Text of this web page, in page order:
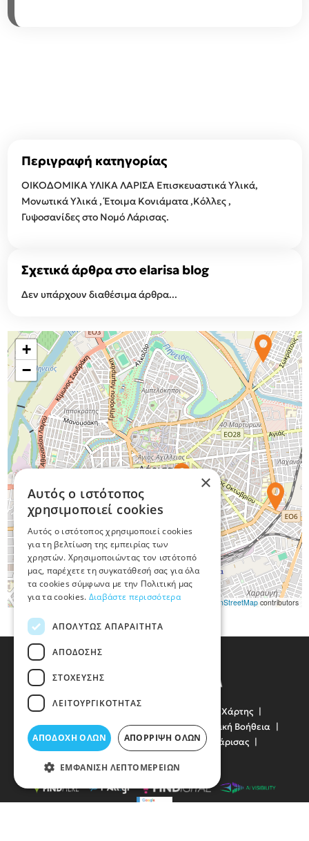
Περιγραφή κατηγορίας
ΟΙΚΟΔΟΜΙΚΑ ΥΛΙΚΑ ΛΑΡΙΣΑ Επισκευαστικά Υλικά,
Μονωτικά Υλικά , Έτοιμα Κονιάματα ,Κόλλες ,
Γυψοσανίδες στο Νομό Λάρισας.
Σχετικά άρθρα στο elarisa blog
Δεν υπάρχουν διαθέσιμα άρθρα...
+
−
Leaflet OpenStreetMapcontributors
Όροι Χρήσης
Χάρτης
Χρήσιμα Τηλέφωνα
Πρώτες Ανάγκες
Οδική Βοήθεια
Συγκοινωνίες
Νοσοκομεία
Δήμος Λάρισας
×
Αυτός ο ιστότοπος
χρησιμοποιεί cookies
Αυτός ο ιστότοπος χρησιμοποιεί cookies
για τη βελτίωση της εμπειρίας των
χρηστών. Χρησιμοποιώντας τον ιστότοπό
μας, παρέχετε τη συγκατάθεσή σας για όλα
τα cookies σύμφωνα με την Πολιτική μας
για τα cookies. Διαβάστε περισσότερα
ΑΠΟΛΎΤΩΣ ΑΠΑΡΑΊΤΗΤΑ
ΑΠΌΔΟΣΗΣ
ΣΤΌΧΕΥΣΗΣ
ΛΕΙΤΟΥΡΓΙΚΌΤΗΤΑΣ
ΑΠΟΔΟΧΉ ΌΛΩΝ ΑΠΌΡΡΙΨΗ ΌΛΩΝ
ΕΜΦΆΝΙΣΗ ΛΕΠΤΟΜΕΡΕΙΏΝ